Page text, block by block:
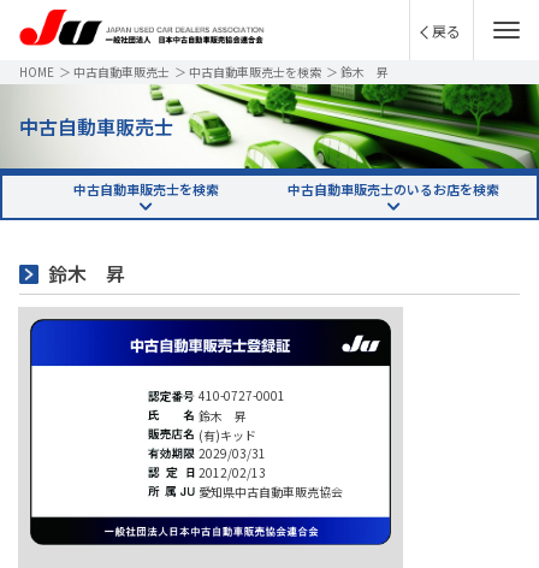
戻る
HOME ＞ 中古自動車販売士 ＞ 中古自動車販売士を検索 ＞ 鈴木 昇
中古自動車販売士
中古自動車販売士を検索 中古自動車販売士のいるお店を検索
鈴木 昇
410-0727-0001
鈴木 昇
(有)キッド
2029/03/31
2012/02/13
愛知県中古自動車販売協会